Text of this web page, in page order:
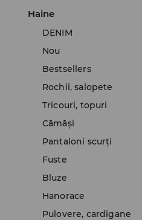
Haine
DENIM
Nou
Bestsellers
Rochii, salopete
Tricouri, topuri
Cămăşi
Pantaloni scurţi
Fuste
Bluze
Hanorace
Pulovere, cardigane